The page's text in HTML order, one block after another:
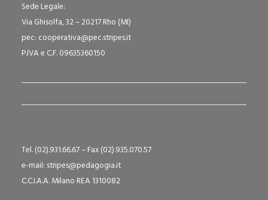
Sede Legale:
Via Ghisolfa, 32 – 20217 Rho (MI)
pec: cooperativa@pec.stripes.it
P.IVA e C.F. 09635360150
Tel. (02).931.66.67 – Fax (02).935.070.57
e-mail: stripes@pedagogia.it
C.C.I.A.A. Milano REA 1310082